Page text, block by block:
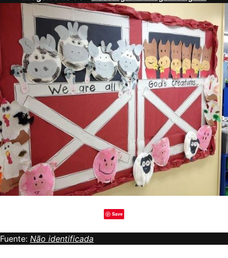
Save
Fuente: Não identificada